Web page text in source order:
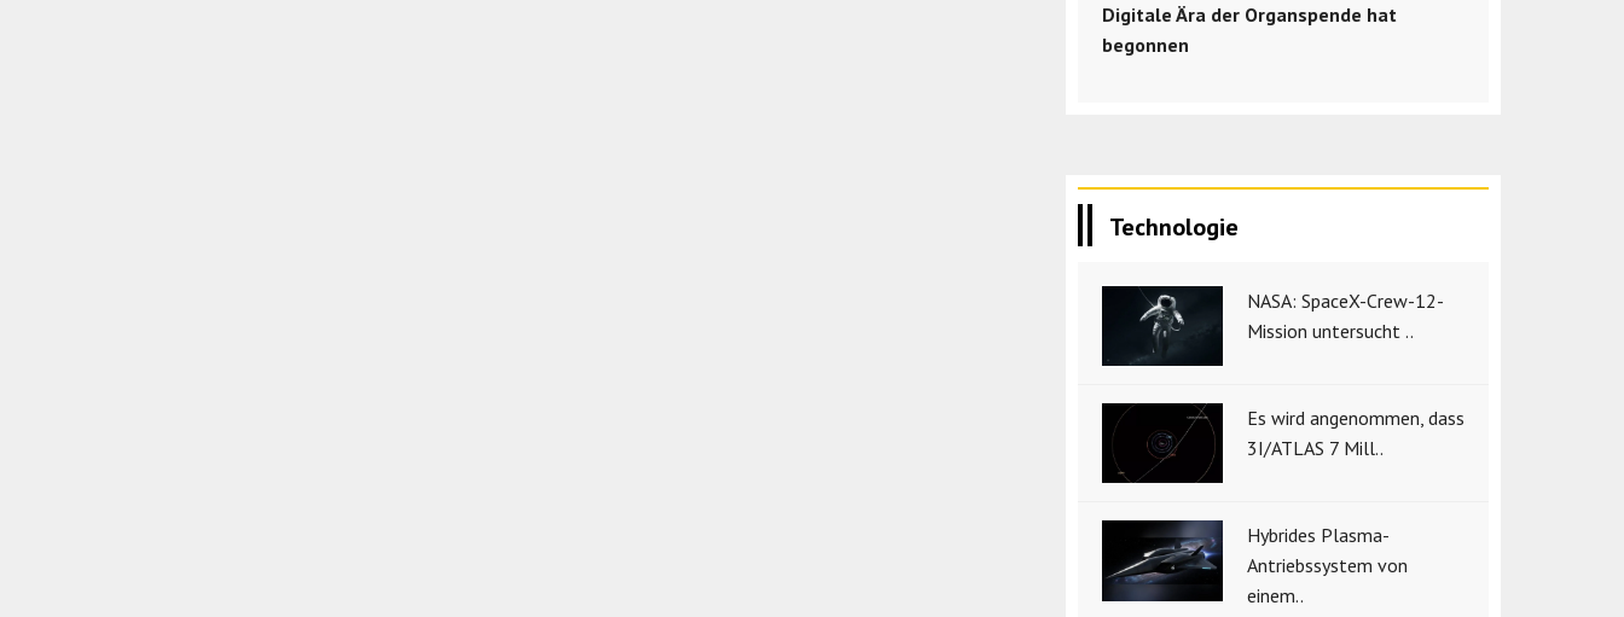
Digitale Ära der Organspende hat
begonnen
Technologie
NASA: SpaceX-Crew-12-
Mission untersucht ..
Es wird angenommen, dass
3I/ATLAS 7 Mill..
Hybrides Plasma-
Antriebssystem von
einem..